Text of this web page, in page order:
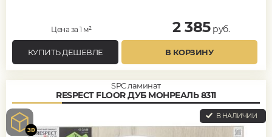
Цена за 1 м² 2 385руб.
КУПИТЬ ДЕШЕВЛЕ В КОРЗИНУ
SPC ламинат
RESPECT FLOOR ДУБ МОНРЕАЛЬ 8311
В НАЛИЧИИ